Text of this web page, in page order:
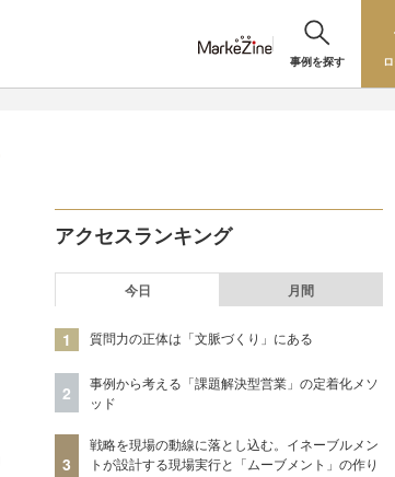
事例を探す
アクセスランキング
今日 月間
1 質問力の正体は「文脈づくり」にある
2
事例から考える「課題解決型営業」の定着化メソ
ッド
3
戦略を現場の動線に落とし込む。イネーブルメン
トが設計する現場実行と「ムーブメント」の作り